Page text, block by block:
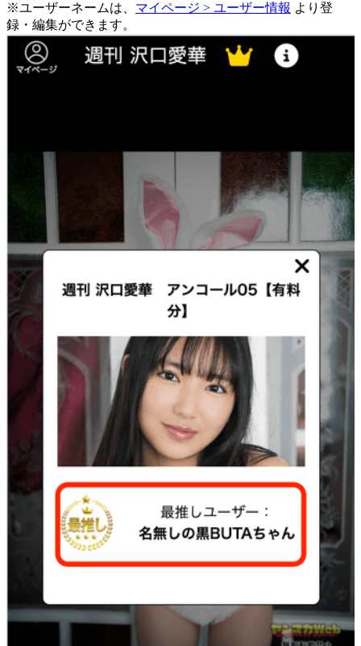
※ユーザーネームは、 マイページ > ユーザー情報 より登
録・編集ができます。